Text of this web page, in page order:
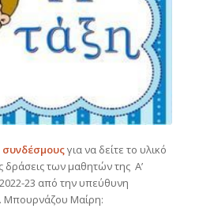
για να δείτε το υλικό
δράσεις των μαθητών της Α’
23 από την υπεύθυνη
Μπουρνάζου Μαίρη: